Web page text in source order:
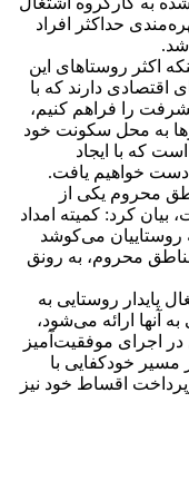
حداکثر افراد
شد.
اکثر روستاهای این
اقتصادی دارند که با
را فراهم کنیم،
به محل سکونت خود
که با ایجاد
خواهیم یافت.
محروم یکی از
کرد: کمیته امداد
روستاییان می‌کوشد
محروم، به رونق
پایدار روستایی به
آنها ارائه می‌شود،
در اجرای موفقیت‌آمیز
خودکفایی با
اقساط خود نیز